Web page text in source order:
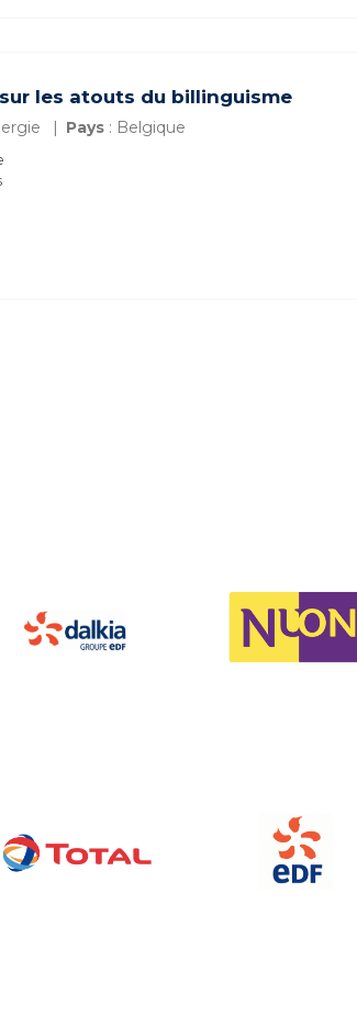
les atouts du billinguisme
Pays : Belgique